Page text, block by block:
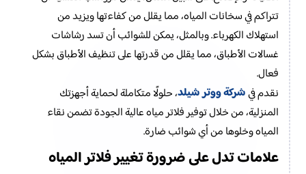
تتراكم في سخانات المياه، مما يقلل من كفاءتها ويزيد من
استهلاك الكهرباء. وبالمثل، يمكن للشوائب أن تسد رشاشات
غسالات الأطباق، مما يقلل من قدرتها على تنظيف الأطباق بشكل
فعال.
نقدم فيشركة ووتر شيلد، حلولًا متكاملة لحماية أجهزتك
المنزلية، من خلال توفير فلاتر مياه عالية الجودة تضمن نقاء
المياه وخلوها من أي شوائب ضارة.
علامات تدل على ضرورة تغيير فلاتر المياه